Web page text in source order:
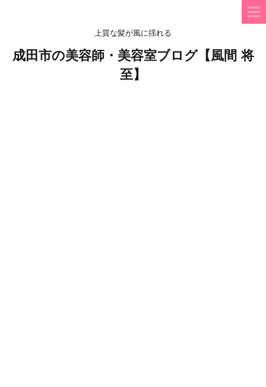
上質な髪が風に揺れる
成田市の美容師・美容室ブログ【風間 将
至】